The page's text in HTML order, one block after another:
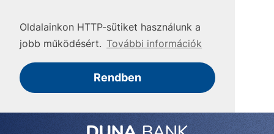
Oldalainkon HTTP-sütiket használunk a
jobb működésért. További információk
Rendben